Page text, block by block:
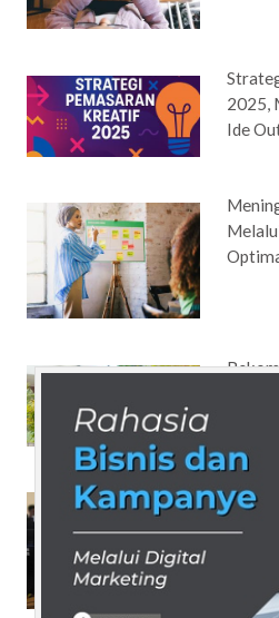
2025,
Ide
Jadwal